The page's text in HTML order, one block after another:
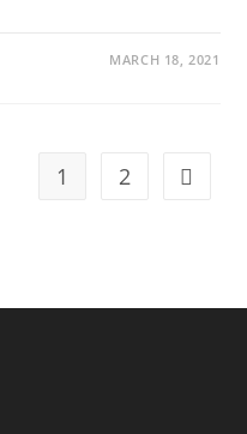
MARCH 18, 2021
1 2 Go to